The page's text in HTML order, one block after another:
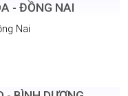
- ĐỒNG NAI
Nai